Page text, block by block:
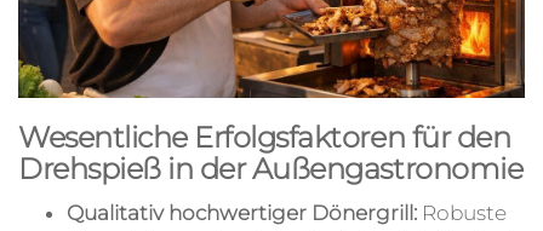
Wesentliche Erfolgsfaktoren für den
Drehspieß in der Außengastronomie
Qualitativ hochwertiger Dönergrill: Robuste